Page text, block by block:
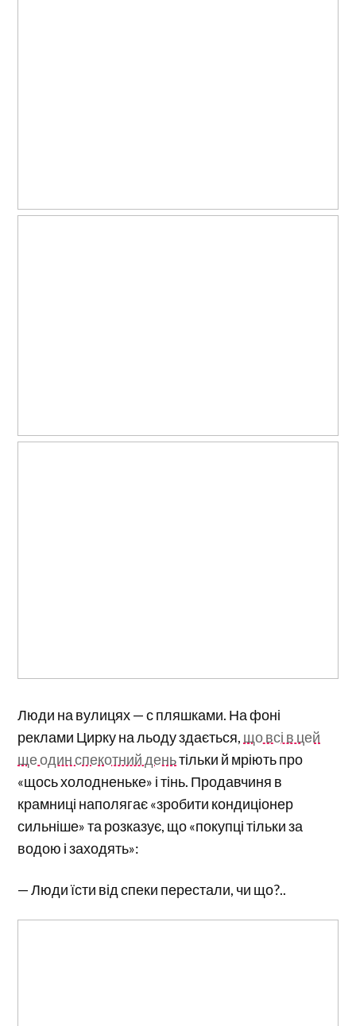
Люди на вулицях — с пляшками. На фоні
реклами Цирку на льоду здається, що всі в цей
ще один спекотний деньтільки й мріють про
«щось холодненьке» і тінь. Продавчиня в
крамниці наполягає «зробити кондиціонер
сильніше» та розказує, що «покупці тільки за
водою і заходять»:
— Люди їсти від спеки перестали, чи що?..